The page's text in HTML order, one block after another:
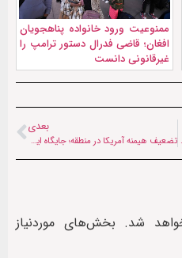
ممنوعیت ورود خانواده پناهجویان
افغان؛ قاضی فدرال دستور ترامپ را
غیرقانونی دانست
نداریم
بعدی
تضعیف هیمنه آمریکا در منطقه؛ جایگاه ایران پس از جنگ در معادلات ژئوپلیتیک
شد. بخش‌های موردنیاز